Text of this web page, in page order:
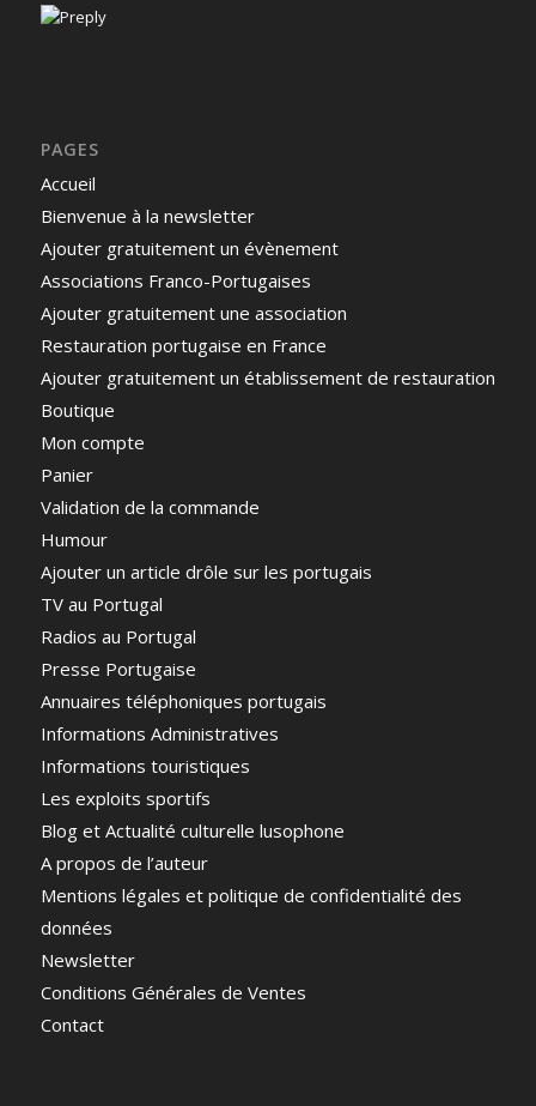
PAGES
Accueil
Bienvenue à la newsletter
Ajouter gratuitement un évènement
Associations Franco-Portugaises
Ajouter gratuitement une association
Restauration portugaise en France
Ajouter gratuitement un établissement de restauration
Boutique
Mon compte
Panier
Validation de la commande
Humour
Ajouter un article drôle sur les portugais
TV au Portugal
Radios au Portugal
Presse Portugaise
Annuaires téléphoniques portugais
Informations Administratives
Informations touristiques
Les exploits sportifs
Blog et Actualité culturelle lusophone
A propos de l’auteur
Mentions légales et politique de confidentialité des
données
Newsletter
Conditions Générales de Ventes
Contact